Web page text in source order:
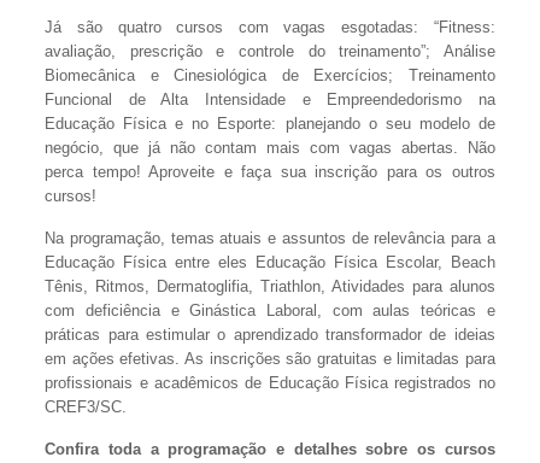
Já são quatro cursos com vagas esgotadas: “Fitness:
avaliação, prescrição e controle do treinamento”; Análise
Biomecânica e Cinesiológica de Exercícios; Treinamento
Funcional de Alta Intensidade e Empreendedorismo na
Educação Física e no Esporte: planejando o seu modelo de
negócio, que já não contam mais com vagas abertas. Não
perca tempo! Aproveite e faça sua inscrição para os outros
cursos!
Na programação, temas atuais e assuntos de relevância para a
Educação Física entre eles Educação Física Escolar, Beach
Tênis, Ritmos, Dermatoglifia, Triathlon, Atividades para alunos
com deficiência e Ginástica Laboral, com aulas teóricas e
práticas para estimular o aprendizado transformador de ideias
em ações efetivas. As inscrições são gratuitas e limitadas para
profissionais e acadêmicos de Educação Física registrados no
CREF3/SC.
Confira toda a programação e detalhes sobre os cursos